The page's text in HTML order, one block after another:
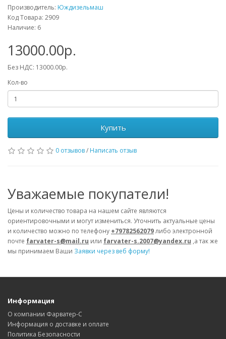
Производитель: Юждизельмаш
Код Товара: 2909
Наличие: 6
13000.00р.
Без НДС: 13000.00р.
Кол-во
Купить
0 отзывов/ Написать отзыв
Уважаемые покупатели!
Цены и количество товара на нашем сайте являются
ориентировочными и могут измениться. Уточнить актуальные цены
и количество можно по телефону +79782562079либо электронной
почте farvater-s@mail.ru или farvater-s.2007@yandex.ru ,а так же
мы принимаем Ваши Заявки через веб форму!
Информация
О компании Фарватер-С
Информация о доставке и оплате
Политика Безопасности